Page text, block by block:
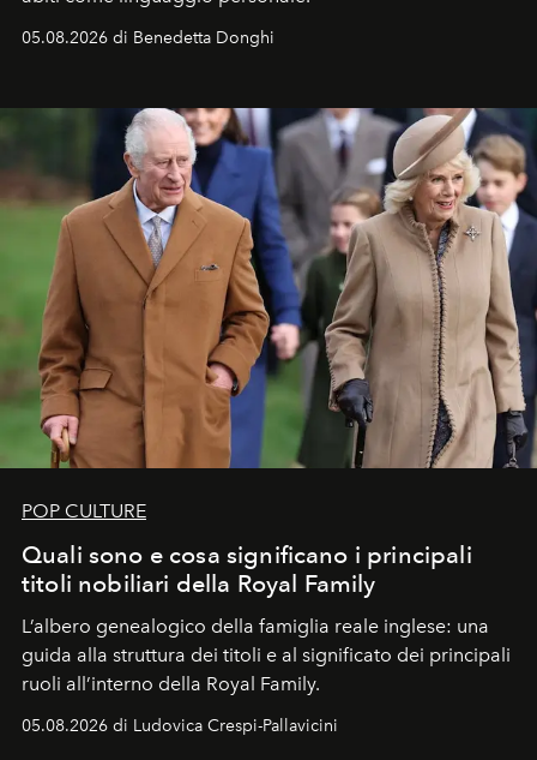
05.08.2026 di Benedetta Donghi
POP CULTURE
Quali sono e cosa significano i principali
titoli nobiliari della Royal Family
L’albero genealogico della famiglia reale inglese: una
guida alla struttura dei titoli e al significato dei principali
ruoli all’interno della Royal Family.
05.08.2026 di Ludovica Crespi-Pallavicini